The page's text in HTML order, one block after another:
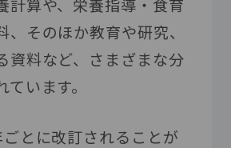
計算や、栄養指導・食育
、そのほか教育や研究、
資料など、さまざまな分
います。
ごとに改訂されることが